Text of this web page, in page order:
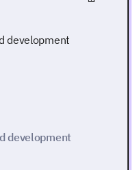
development
development